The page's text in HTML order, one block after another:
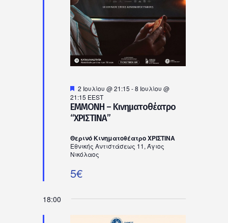
ΕΜΜΟΝΗ – Κινηματοθέατρο
“ΧΡΙΣΤΙΝΑ”
Προτεινόμενο
2 Ιουλίου @ 21:15 -8 Ιουλίου @
21:15 EEST
Θερινό Κινηματοθέατρο ΧΡΙΣΤΙΝΑ
Εθνικής Αντιστάσεως 11, Άγιος
Νικόλαος
5€
18:00